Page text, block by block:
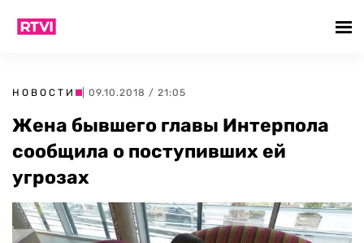
НОВОСТИ | 09.10.2018 / 21:05
Жена бывшего главы Интерпола
сообщила о поступивших ей
угрозах